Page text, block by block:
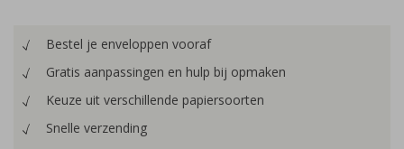
Bestel je enveloppen vooraf
Gratis aanpassingen en hulp bij opmaken
Keuze uit verschillende papiersoorten
Snelle verzending